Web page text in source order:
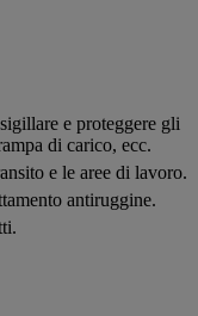
e proteggere gli
di carico, ecc.
e le aree di lavoro.
antiruggine.